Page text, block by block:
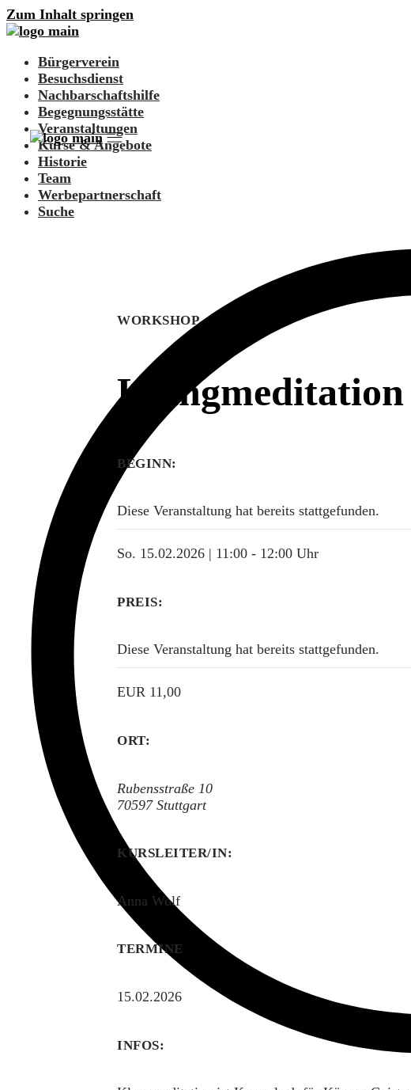
Zum Inhalt springen
Bürgerverein
Besuchsdienst
Nachbarschaftshilfe
Begegnungsstätte
Veranstaltungen
Kurse & Angebote
Historie
Team
Werbepartnerschaft
Suche
WORKSHOP
Klangmeditation
BEGINN:
Diese Veranstaltung hat bereits stattgefunden.
So. 15.02.2026 | 11:00 - 12:00 Uhr
PREIS:
Diese Veranstaltung hat bereits stattgefunden.
EUR 11,00
ORT:
Rubensstraße 10
70597 Stuttgart
KURSLEITER/IN:
Anna Wolf
TERMINE
15.02.2026
INFOS: